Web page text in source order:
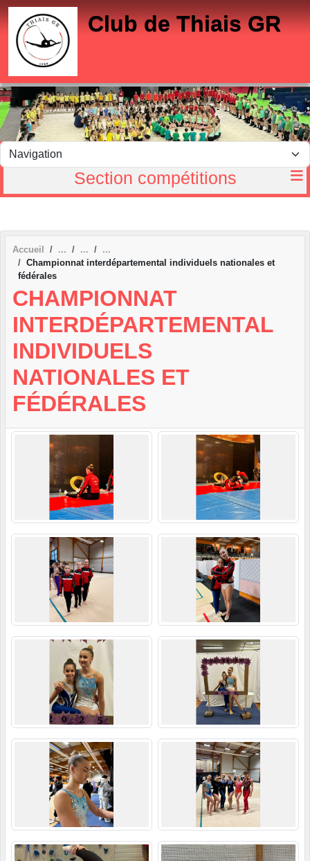
Club de Thiais GR
Section compétitions
Accueil
Championnat interdépartemental individuels nationales et
fédérales
CHAMPIONNAT
INTERDÉPARTEMENTAL
INDIVIDUELS
NATIONALES ET
FÉDÉRALES
Panneau de gestion des cookies